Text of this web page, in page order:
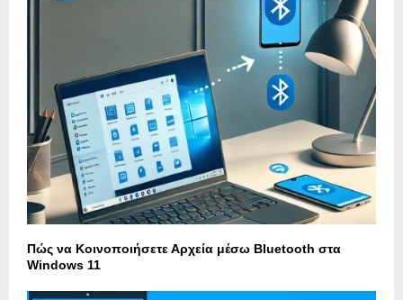
Πώς να Κοινοποιήσετε Αρχεία μέσω Bluetooth στα
Windows 11